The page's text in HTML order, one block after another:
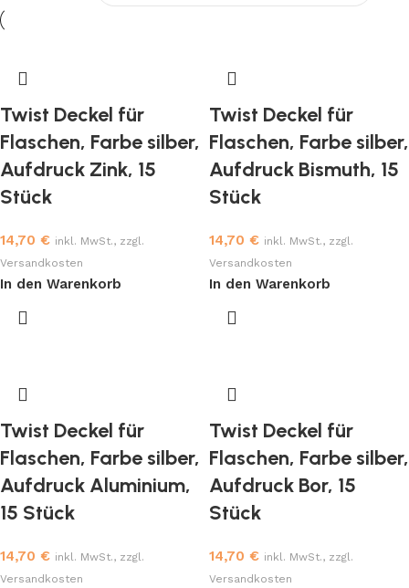
Twist Deckel für
Flaschen, Farbe silber,
Aufdruck Zink, 15
Stück
14,70 € inkl. MwSt., zzgl.
Versandkosten
In den Warenkorb
Twist Deckel für
Flaschen, Farbe silber,
Aufdruck Bismuth, 15
Stück
14,70 € inkl. MwSt., zzgl.
Versandkosten
In den Warenkorb
Twist Deckel für
Flaschen, Farbe silber,
Aufdruck Aluminium,
15 Stück
14,70 € inkl. MwSt., zzgl.
Versandkosten
Twist Deckel für
Flaschen, Farbe silber,
Aufdruck Bor, 15
Stück
14,70 € inkl. MwSt., zzgl.
Versandkosten